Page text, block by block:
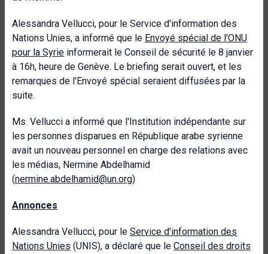
Alessandra Vellucci, pour le Service d'information des
Nations Unies, a informé que le Envoyé spécial de l'ONU
pour la Syrie informerait le Conseil de sécurité le 8 janvier
à 16h, heure de Genève. Le briefing serait ouvert, et les
remarques de l'Envoyé spécial seraient diffusées par la
suite.
Ms. Vellucci a informé que l'Institution indépendante sur
les personnes disparues en République arabe syrienne
avait un nouveau personnel en charge des relations avec
les médias, Nermine Abdelhamid
(nermine.abdelhamid@un.org)
Annonces
Alessandra Vellucci, pour le Service d'information des
Nations Unies (UNIS), a déclaré que le Conseil des droits